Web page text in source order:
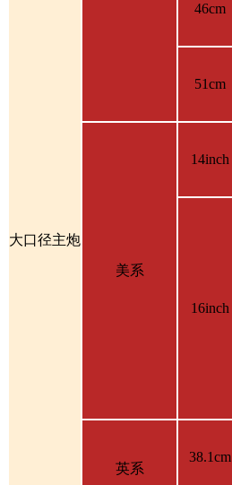
大口径主炮
46cm
51cm
美系
14inch
16inch
英系
38.1cm